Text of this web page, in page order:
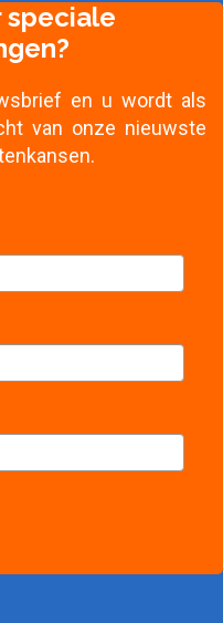
speciale
en u wordt als
van onze nieuwste